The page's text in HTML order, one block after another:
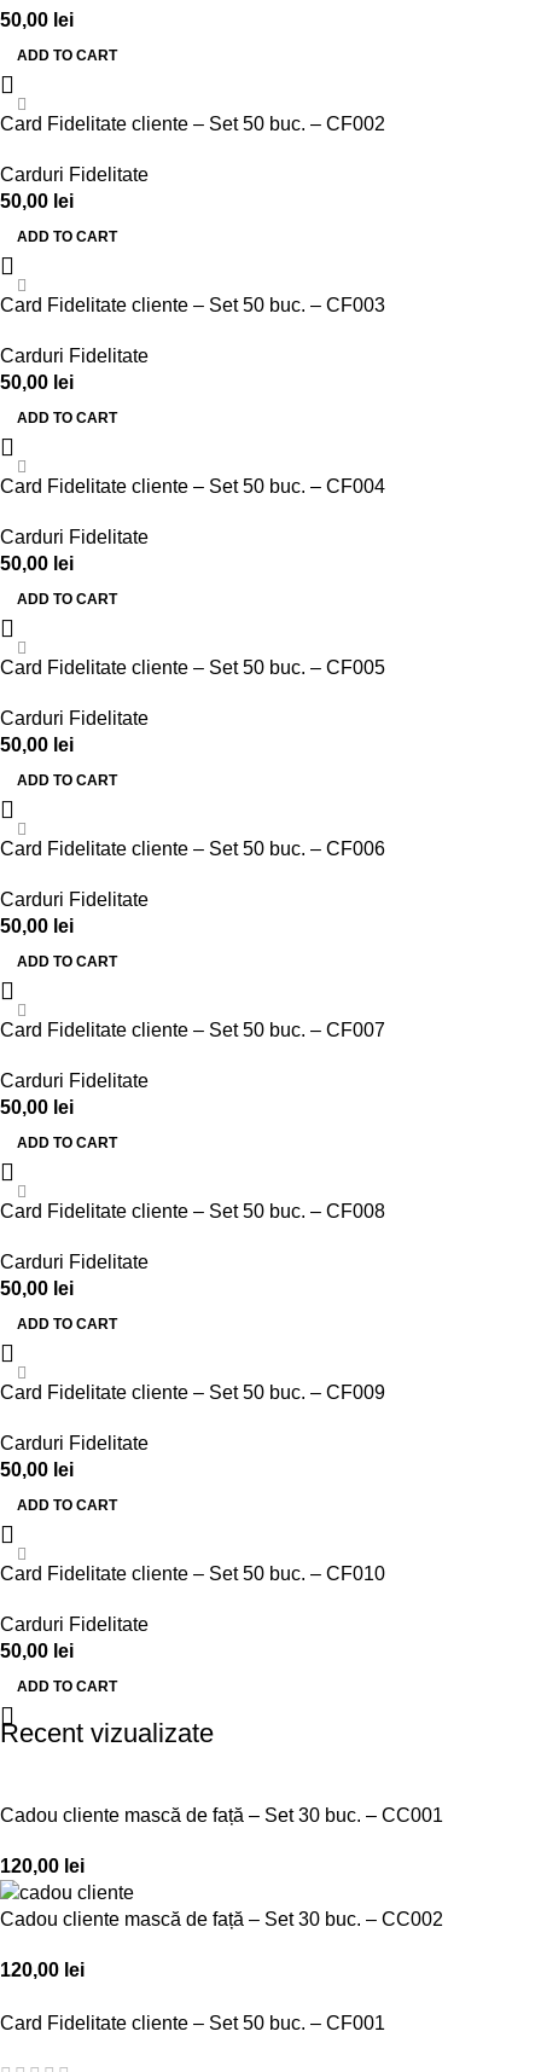
50,00 lei
ADD TO CART
Card Fidelitate cliente – Set 50 buc. – CF002
Carduri Fidelitate
50,00 lei
ADD TO CART
Card Fidelitate cliente – Set 50 buc. – CF003
Carduri Fidelitate
50,00 lei
ADD TO CART
Card Fidelitate cliente – Set 50 buc. – CF004
Carduri Fidelitate
50,00 lei
ADD TO CART
Card Fidelitate cliente – Set 50 buc. – CF005
Carduri Fidelitate
50,00 lei
ADD TO CART
Card Fidelitate cliente – Set 50 buc. – CF006
Carduri Fidelitate
50,00 lei
ADD TO CART
Card Fidelitate cliente – Set 50 buc. – CF007
Carduri Fidelitate
50,00 lei
ADD TO CART
Card Fidelitate cliente – Set 50 buc. – CF008
Carduri Fidelitate
50,00 lei
ADD TO CART
Card Fidelitate cliente – Set 50 buc. – CF009
Carduri Fidelitate
50,00 lei
ADD TO CART
Card Fidelitate cliente – Set 50 buc. – CF010
Carduri Fidelitate
50,00 lei
ADD TO CART
Recent vizualizate
Cadou cliente mască de față – Set 30 buc. – CC001
120,00 lei
Cadou cliente mască de față – Set 30 buc. – CC002
120,00 lei
Card Fidelitate cliente – Set 50 buc. – CF001